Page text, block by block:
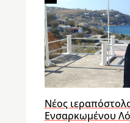
Νέος
Ενσαρκωμένου